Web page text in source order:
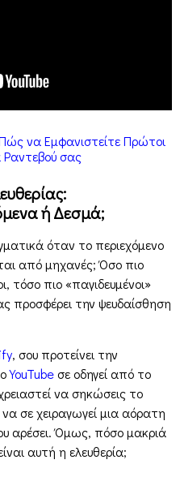
να Εμφανιστείτε Πρώτοι
Ραντεβού σας
ή Δεσμά;
όταν το περιεχόμενο
από μηχανές; Όσο πιο
τόσο πιο «παγιδευμένοι»
προσφέρει την ψευδαίσθηση
, σου προτείνει την
YouTubeσε οδηγεί από το
να σηκώσεις το
σε χειραγωγεί μια αόρατη
αρέσει. Όμως, πόσο μακριά
αυτή η ελευθερία;